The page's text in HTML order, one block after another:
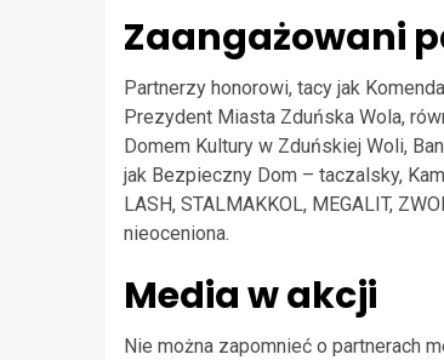
Zaangażowani
Partnerzy honorowi, tacy jak
Prezydent Miasta Zduńska Wola,
Domem Kultury w Zduńskiej Woli,
jak Bezpieczny Dom – taczalsky,
LASH, STALMAKKOL, MEGALIT,
nieoceniona.
Media w akcji
Nie można zapomnieć o partnerach